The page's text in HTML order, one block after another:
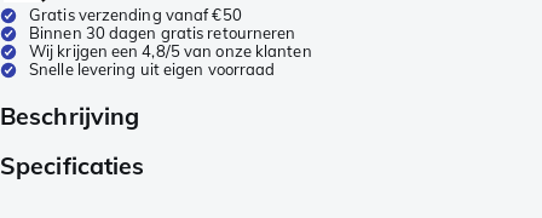
Gratis verzending vanaf €50
Binnen 30 dagen gratis retourneren
Wij krijgen een 4,8/5 van onze klanten
Snelle levering uit eigen voorraad
Beschrijving
Specificaties